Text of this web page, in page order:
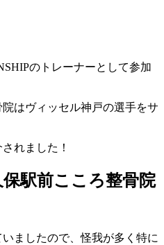
駅前こころ整骨院
ましたので、怪我が多く特に